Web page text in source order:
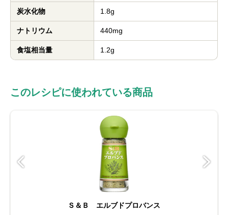
炭水化物 1.8g
ナトリウム 440mg
食塩相当量 1.2g
このレシピに使われている商品
Ｓ＆Ｂ エルブドプロバンス